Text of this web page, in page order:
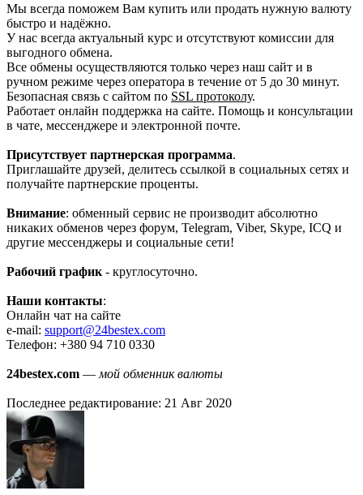
Мы всегда поможем Вам купить или продать нужную валюту
быстро и надёжно.
У нас всегда актуальный курс и отсутствуют комиссии для
выгодного обмена.
Все обмены осуществляются только через наш сайт и в
ручном режиме через оператора в течение от 5 до 30 минут.
Безопасная связь с сайтом по SSL протоколу.
Работает онлайн поддержка на сайте. Помощь и консультации
в чате, мессенджере и электронной почте.
Присутствует партнерская программа.
Приглашайте друзей, делитесь ссылкой в социальных сетях и
получайте партнерские проценты.
Внимание: обменный сервис не производит абсолютно
никаких обменов через форум, Telegram, Viber, Skype, ICQ и
другие мессенджеры и социальные сети!
Рабочий график - круглосуточно.
Наши контакты:
Онлайн чат на сайте
e-mail: support@24bestex.com
Телефон: +380 94 710 0330
24bestex.com — мой обменник валюты
Последнее редактирование: 21 Авг 2020